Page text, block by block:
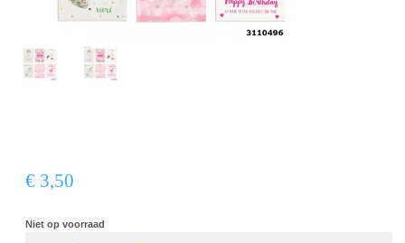
€ 3,50
Niet op voorraad